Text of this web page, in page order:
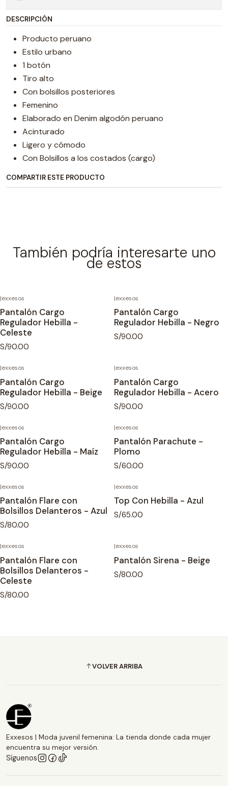
DESCRIPCIÓN
Producto peruano
Estilo urbano
1 botón
Tiro alto
Con bolsillos posteriores
Femenino
Elaborado en Denim algodón peruano
Acinturado
Ligero y cómodo
Con Bolsillos a los costados (cargo)
COMPARTIR ESTE PRODUCTO
También podría interesarte uno
de estos
|exxesos
Pantalón Cargo
Regulador Hebilla -
Celeste
S/90.00
|exxesos
Pantalón Cargo
Regulador Hebilla - Negro
S/90.00
|exxesos
Pantalón Cargo
Regulador Hebilla - Beige
S/90.00
|exxesos
Pantalón Cargo
Regulador Hebilla - Acero
S/90.00
|exxesos
Pantalón Cargo
Regulador Hebilla - Maíz
S/90.00
|exxesos
Pantalón Parachute -
Plomo
S/60.00
|exxesos
Pantalón Flare con
Bolsillos Delanteros - Azul
S/80.00
|exxesos
Top Con Hebilla - Azul
S/65.00
|exxesos
Pantalón Flare con
Bolsillos Delanteros -
Celeste
S/80.00
|exxesos
Pantalón Sirena - Beige
S/80.00
VOLVER ARRIBA
Exxesos | Moda juvenil femenina: La tienda donde cada mujer
encuentra su mejor versión.
Síguenos